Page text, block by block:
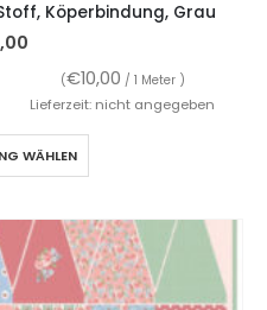
Köperbindung, Grau
(€10,00 / 1 Meter )
Lieferzeit: nicht angegeben
WÄHLEN